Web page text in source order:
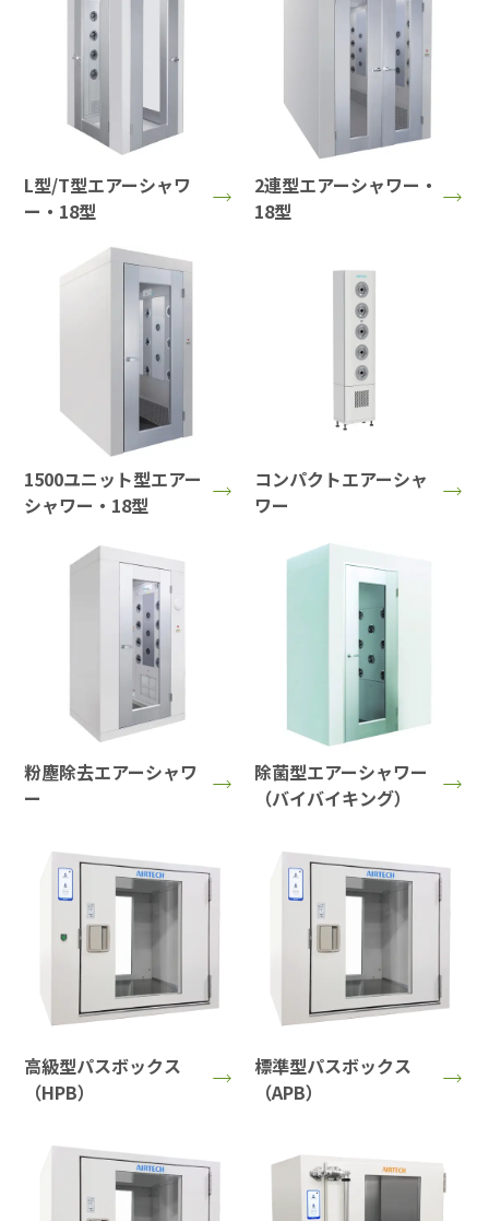
L型/T型エアーシャワ
ー・18型
2連型エアーシャワー・
18型
1500ユニット型エアー
シャワー・18型
コンパクトエアーシャ
ワー
粉塵除去エアーシャワ
ー
除菌型エアーシャワー
（バイバイキング）
高級型パスボックス
（HPB）
標準型パスボックス
（APB）